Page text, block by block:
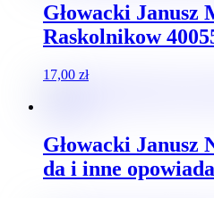
Głowacki Janusz
Raskolnikow
17,00 zł
Głowacki Janusz
da i inne